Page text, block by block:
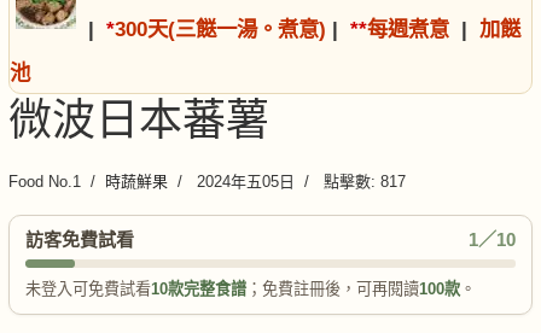
| *300天(三餸一湯。煮意) | **每週煮意 | 加餸
池
微波日本蕃薯
Food No.1 時蔬鮮果 2024年五05日 點擊數: 817
訪客免費試看 1／10
未登入可免費試看10款完整食譜 ；免費註冊後，可再閱讀100款 。